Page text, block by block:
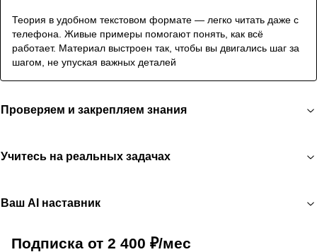
Теория в удобном текстовом формате — легко читать даже с
телефона. Живые примеры помогают понять, как всё
работает. Материал выстроен так, чтобы вы двигались шаг за
шагом, не упуская важных деталей
Проверяем и закрепляем знания
Учитесь на реальных задачах
Ваш AI наставник
Подписка от 2 400 ₽/мес